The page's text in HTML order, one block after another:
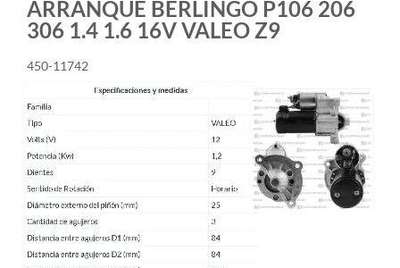
ARRANQUE BERLINGO P106 206
306 1.4 1.6 16V VALEO Z9
450-11742